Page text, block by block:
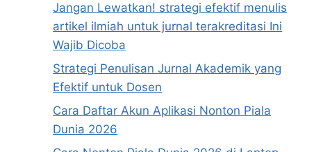
Jangan Lewatkan! strategi efektif menulis
artikel ilmiah untuk jurnal terakreditasi Ini
Wajib Dicoba
Strategi Penulisan Jurnal Akademik yang
Efektif untuk Dosen
Cara Daftar Akun Aplikasi Nonton Piala
Dunia 2026